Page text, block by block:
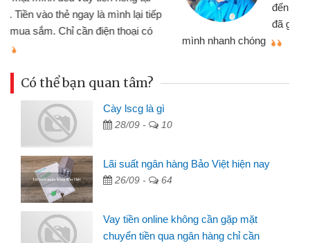
đến website qua bạn bè giới thiệu tôi
đã giải quyết được công việc của
Có thể bạn quan tâm?
Cày lscg là gì
28/09 - 10
Lãi suất ngân hàng Bảo Việt hiện nay
26/09 - 64
Vay tiền online không cần gặp mặt
chuyển tiền qua ngân hàng chỉ cần